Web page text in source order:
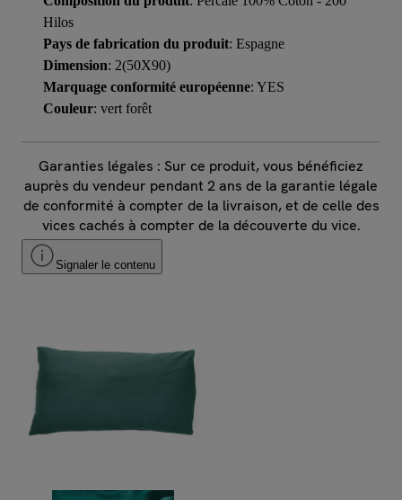
Hilos
Pays de fabrication du produit: Espagne
Dimension: 2(50X90)
Marquage conformité européenne: YES
Couleur: vert forêt
Garanties légales : Sur ce produit, vous bénéficiez
auprès du vendeur pendant 2 ans de la garantie légale
de conformité à compter de la livraison, et de celle des
vices cachés à compter de la découverte du vice.
Signaler le contenu